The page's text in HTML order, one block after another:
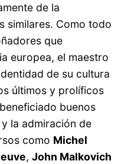
de la
similares. Como todo
que
europea, el maestro
de su cultura
últimos y prolíficos
buenos
la admiración de
como Michel
,John Malkovich